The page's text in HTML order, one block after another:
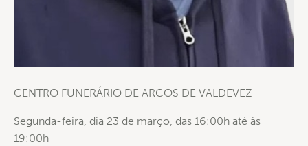
CENTRO FUNERÁRIO DE ARCOS DE VALDEVEZ
Segunda-feira, dia 23 de março, das 16:00h até às
19:00h